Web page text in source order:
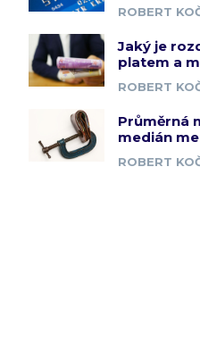
ROBERT
Jaký je
platem a
ROBERT
Průměrná
medián
ROBERT